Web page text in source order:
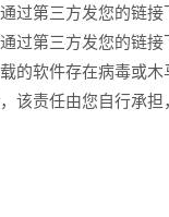
过第三方发您的链
过第三方发您的链
的软件存在病毒或
该责任由您自行承